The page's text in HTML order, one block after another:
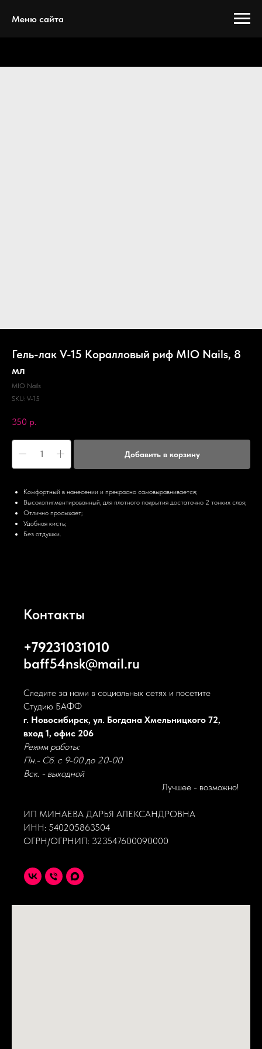
Меню сайта
Гель-лак V-15 Коралловый риф MIO Nails, 8
мл
MIO Nails
SKU: V-15
350 р.
Добавить в корзину
Комфортный в нанесении и прекрасно самовыравнивается;
Высокопигментированный, для плотного покрытия достаточно 2 тонких слоя;
Отлично просыхает;
Удобная кисть;
Без отдушки.
Контакты
+79231031010
baff54nsk@mail.ru
Следите за нами в социальных сетях и посетите
Студию БАФФ
г. Новосибирск, ул. Богдана Хмельницкого 72,
вход 1, офис 206
Режим работы:
Пн.- Сб. с 9-00 до 20-00
Вск. - выходной
Лучшее - возможно!
ИП МИНАЕВА ДАРЬЯ АЛЕКСАНДРОВНА
ИНН: 540205863504
ОГРН/ОГРНИП: 323547600090000